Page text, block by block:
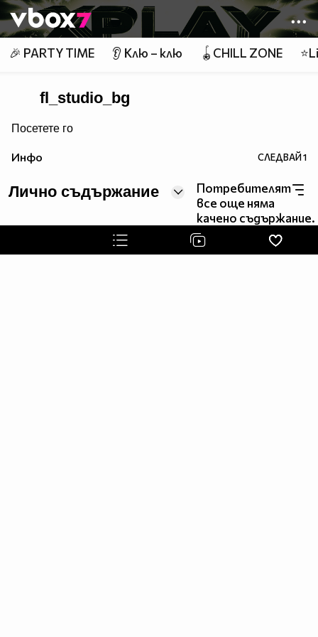
Member of
👾
🎉 PARTY TIME 👂 Клю – клю 🪀CHILL ZONE
fl_studio_bg
Посетете го
Инфо СЛЕДВАЙ1
Лично съдържание
Потребителят
все още няма
качено съдържание.